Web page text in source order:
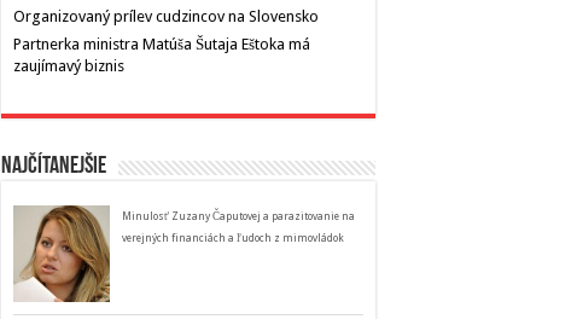
Organizovaný prílev cudzincov na Slovensko
Partnerka ministra Matúša Šutaja Eštoka má
zaujímavý biznis
Najčítanejšie
Minulosť Zuzany Čaputovej a parazitovanie na
verejných financiách a ľudoch z mimovládok